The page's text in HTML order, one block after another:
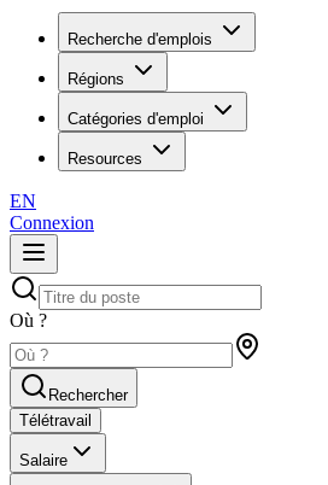
Recherche d'emplois
Régions
Catégories d'emploi
Resources
EN
Connexion
Où ?
Rechercher
Télétravail
Salaire